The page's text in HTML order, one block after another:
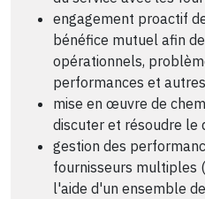
engagement proactif
bénéfice mutuel afin
opérationnels,
performances et
mise en œuvre de
discuter et résoudre le
gestion des
fournisseurs multiples
l'aide d'un ensemble